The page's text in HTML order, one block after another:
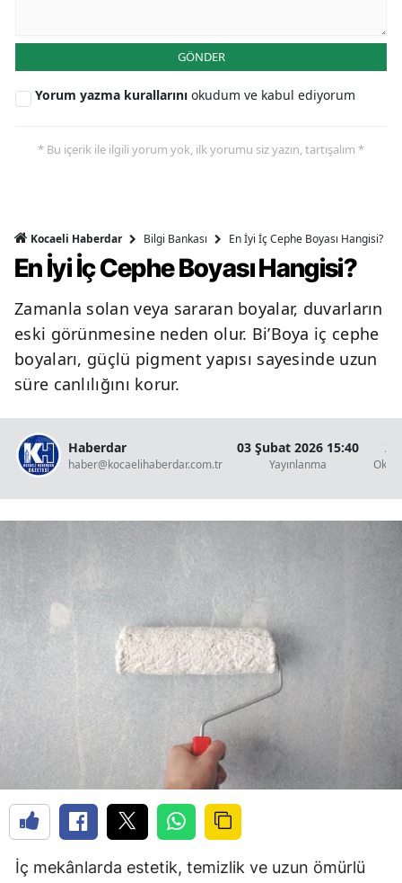
GÖNDER
Yorum yazma kurallarını okudum ve kabul ediyorum
* Bu içerik ile ilgili yorum yok, ilk yorumu siz yazın, tartışalım *
Kocaeli Haberdar Bilgi Bankası En İyi İç Cephe Boyası Hangisi?
En İyi İç Cephe Boyası Hangisi?
Zamanla solan veya sararan boyalar, duvarların
eski görünmesine neden olur. Bi’Boya iç cephe
boyaları, güçlü pigment yapısı sayesinde uzun
süre canlılığını korur.
Haberdar
haber@kocaelihaberdar.com.tr
03 Şubat 2026 15:40
Yayınlanma
2
İç mekânlarda estetik, temizlik ve uzun ömürlü